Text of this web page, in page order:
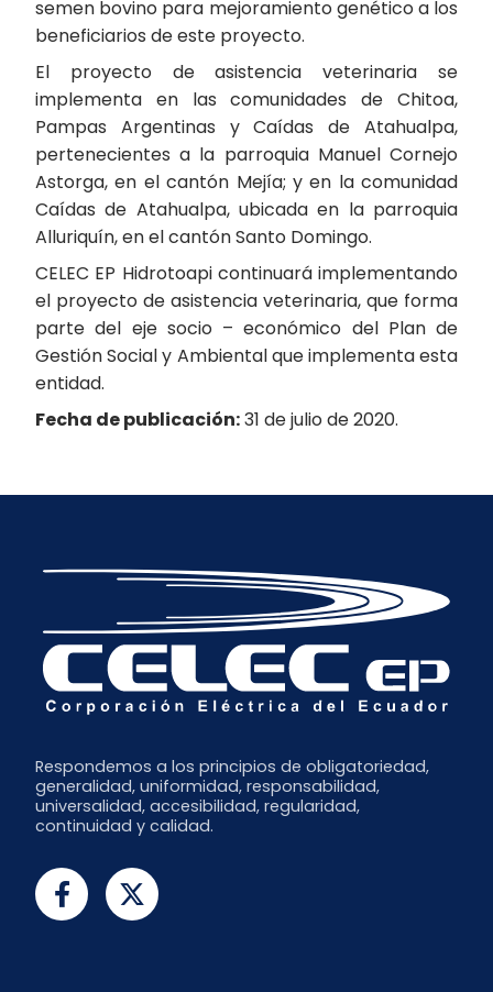
semen bovino para mejoramiento genético a los
beneficiarios de este proyecto.
El proyecto de asistencia veterinaria se
implementa en las comunidades de Chitoa,
Pampas Argentinas y Caídas de Atahualpa,
pertenecientes a la parroquia Manuel Cornejo
Astorga, en el cantón Mejía; y en la comunidad
Caídas de Atahualpa, ubicada en la parroquia
Alluriquín, en el cantón Santo Domingo.
CELEC EP Hidrotoapi continuará implementando
el proyecto de asistencia veterinaria, que forma
parte del eje socio – económico del Plan de
Gestión Social y Ambiental que implementa esta
entidad.
Fecha de publicación:31 de julio de 2020.
Respondemos a los principios de obligatoriedad,
generalidad, uniformidad, responsabilidad,
universalidad, accesibilidad, regularidad,
continuidad y calidad.